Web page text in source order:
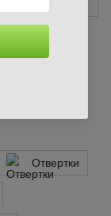
Отвертки